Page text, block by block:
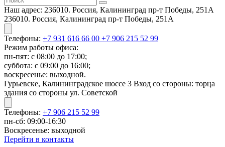
Наш адрес: 236010. Россия, Калининград пр-т Победы, 251А
236010. Россия, Калининград пр-т Победы, 251А
Телефоны: +7 931 616 66 00 +7 906 215 52 99
Режим работы офиса:
пн-пят: с 08:00 до 17:00;
суббота: с 09:00 до 16:00;
воскресенье: выходной.
Гурьевске, Калининградское шоссе 3 Вход со стороны: торца
здания со стороны ул. Советской
Телефоны: +7 906 215 52 99
пн-сб: 09:00-16:30
Воскресенье: выходной
Перейти в контакты